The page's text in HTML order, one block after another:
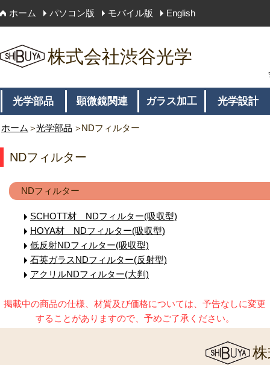
ホーム パソコン版 モバイル版 English
株式会社渋谷光学
光学部品 顕微鏡関連 ガラス加工 光学設計
ホーム 光学部品 NDフィルター
NDフィルター
NDフィルター
SCHOTT材 NDフィルター(吸収型)
HOYA材 NDフィルター(吸収型)
低反射NDフィルター(吸収型)
石英ガラスNDフィルター(反射型)
アクリルNDフィルター(大判)
掲載中の商品の仕様、材質及び価格については、予告なしに変更
することがありますので、予めご了承ください。